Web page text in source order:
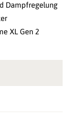
Dampfregelung
XL Gen 2